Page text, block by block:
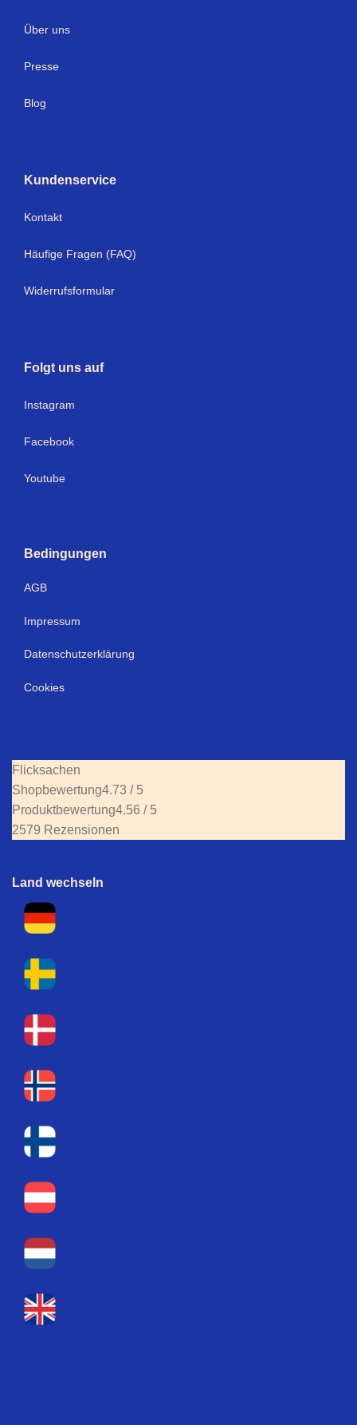
Über uns
Presse
Blog
Kundenservice
Kontakt
Häufige Fragen (FAQ)
Widerrufsformular
Folgt uns auf
Instagram
Facebook
Youtube
Bedingungen
AGB
Impressum
Datenschutzerklärung
Cookies
Flicksachen
Shopbewertung4.73 / 5
Produktbewertung4.56 / 5
2579 Rezensionen
Land wechseln